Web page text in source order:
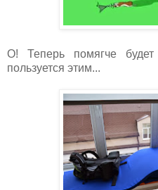
О! Теперь помягче
пользуется этим...